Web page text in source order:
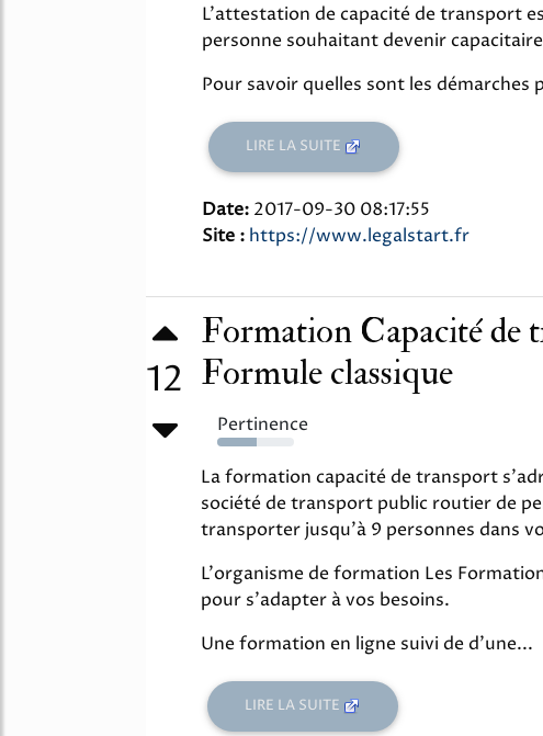
L'attestation de capacité de transport
personne souhaitant devenir
Pour savoir quelles sont les
LIRE LA SUITE
Date: 2017-09-30 08:17:55
Site : https://www.legalstart.fr
12
Formation Capacité de
Formule classique
Pertinence
52%
La formation capacité de transport
société de transport public routier de
transporter jusqu'à 9 personnes dans
L'organisme de formation Les
pour s'adapter à vos besoins.
Une formation en ligne suivi de d'une...
LIRE LA SUITE